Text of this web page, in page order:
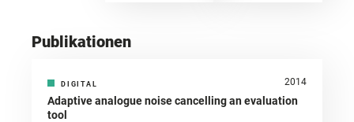
Publikationen
DIGITAL 2014
Adaptive analogue noise cancelling an evaluation
tool